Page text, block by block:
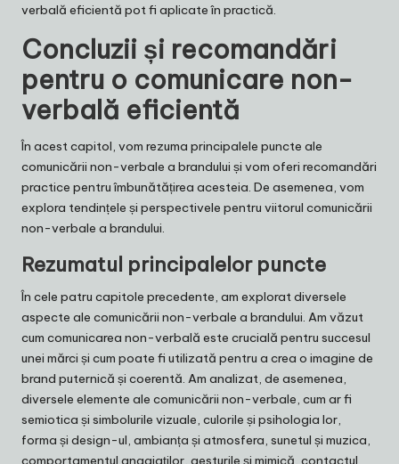
verbală eficientă pot fi aplicate în practică.
Concluzii și recomandări
pentru o comunicare non-
verbală eficientă
În acest capitol, vom rezuma principalele puncte ale
comunicării non-verbale a brandului și vom oferi recomandări
practice pentru îmbunătățirea acesteia. De asemenea, vom
explora tendințele și perspectivele pentru viitorul comunicării
non-verbale a brandului.
Rezumatul principalelor puncte
În cele patru capitole precedente, am explorat diversele
aspecte ale comunicării non-verbale a brandului. Am văzut
cum comunicarea non-verbală este crucială pentru succesul
unei mărci și cum poate fi utilizată pentru a crea o imagine de
brand puternică și coerentă. Am analizat, de asemenea,
diversele elemente ale comunicării non-verbale, cum ar fi
semiotica și simbolurile vizuale, culorile și psihologia lor,
forma și design-ul, ambianța și atmosfera, sunetul și muzica,
comportamentul angajaților, gesturile și mimică, contactul